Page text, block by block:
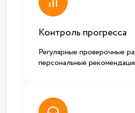
Контроль прогресса
Регулярные проверочные
персональные